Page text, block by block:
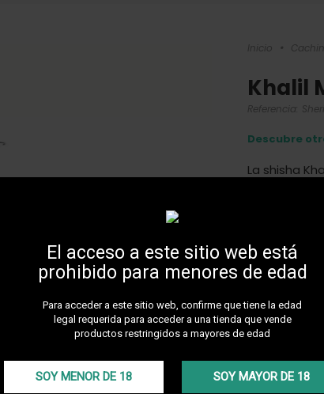
El acceso a este sitio web está
prohibido para menores de edad
Para acceder a este sitio web, confirme que tiene la edad
legal requerida para acceder a una tienda que vende
productos restringidos a mayores de edad
SOY MENOR DE 18 SOY MAYOR DE 18
Inicio •
Khalil
Referencia:
Descubre
La shisha
los bares
una
Vase
Este